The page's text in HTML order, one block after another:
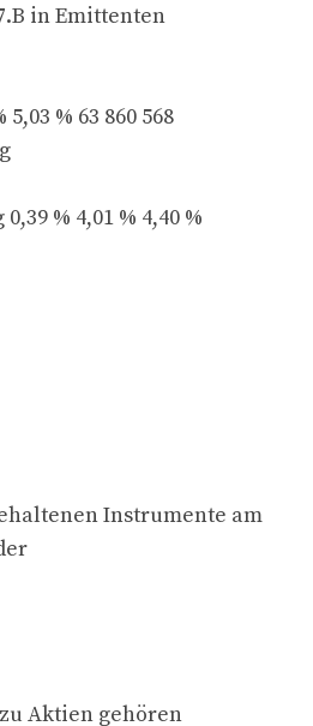
in Emittenten
% 63 860 568
% 4,01 % 4,40 %
Instrumente am
Aktien gehören